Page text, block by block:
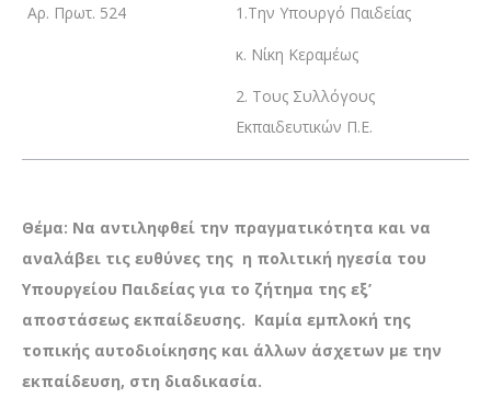
Αρ. Πρωτ. 524
1.Την Υπουργό Παιδείας
κ. Νίκη Κεραμέως
2. Τους Συλλόγους
Εκπαιδευτικών Π.Ε.
Θέμα: Να αντιληφθεί την πραγματικότητα και να
αναλάβει τις ευθύνες της η πολιτική ηγεσία του
Υπουργείου Παιδείας για το ζήτημα της εξ’
αποστάσεως εκπαίδευσης. Καμία εμπλοκή της
τοπικής αυτοδιοίκησης και άλλων άσχετων με την
εκπαίδευση, στη διαδικασία.